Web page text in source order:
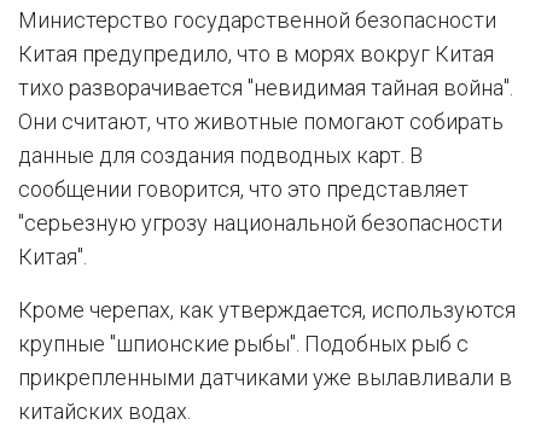
Министерство государственной безопасности
Китая предупредило, что в морях вокруг Китая
тихо разворачивается "невидимая тайная война".
Они считают, что животные помогают собирать
данные для создания подводных карт. В
сообщении говорится, что это представляет
"серьезную угрозу национальной безопасности
Китая".
Кроме черепах, как утверждается, используются
крупные "шпионские рыбы". Подобных рыб с
прикрепленными датчиками уже вылавливали в
китайских водах.